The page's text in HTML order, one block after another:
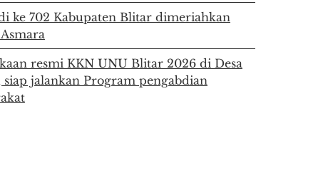
ke 702 Kabupaten Blitar dimeriahkan
resmi KKN UNU Blitar 2026 di Desa
siap jalankan Program pengabdian